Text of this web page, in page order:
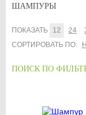
ШАМПУРЫ
ПОКАЗАТЬ 12 24
СОРТИРОВАТЬ ПО:
ПОИСК ПО